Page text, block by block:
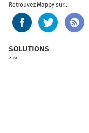
Retrouvez Mappy sur...
SOLUTIONS
API